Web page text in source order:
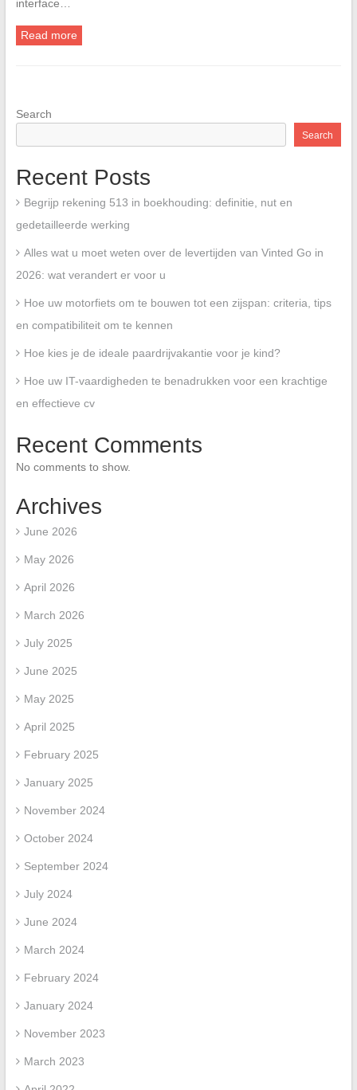
interface…
Read more
Search
Search
Recent Posts
Begrijp rekening 513 in boekhouding: definitie, nut en
gedetailleerde werking
Alles wat u moet weten over de levertijden van Vinted Go in
2026: wat verandert er voor u
Hoe uw motorfiets om te bouwen tot een zijspan: criteria, tips
en compatibiliteit om te kennen
Hoe kies je de ideale paardrijvakantie voor je kind?
Hoe uw IT-vaardigheden te benadrukken voor een krachtige
en effectieve cv
Recent Comments
No comments to show.
Archives
June 2026
May 2026
April 2026
March 2026
July 2025
June 2025
May 2025
April 2025
February 2025
January 2025
November 2024
October 2024
September 2024
July 2024
June 2024
March 2024
February 2024
January 2024
November 2023
March 2023